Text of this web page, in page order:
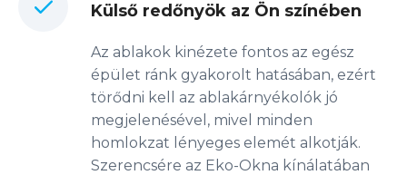
Külső redőnyök az Ön színében
Az ablakok kinézete fontos az egész
épület ránk gyakorolt hatásában, ezért
törődni kell az ablakárnyékolók jó
megjelenésével, mivel minden
homlokzat lényeges elemét alkotják.
Szerencsére az Eko-Okna kínálatában